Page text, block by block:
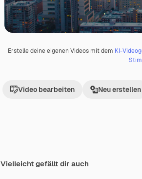
Erstelle deine eigenen Videos mit dem KI-
Video bearbeiten Neu erstellen
Vielleicht gefällt dir auch